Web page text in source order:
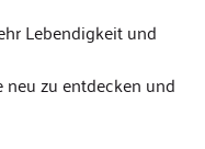
Lebendigkeit und
neu zu entdecken und